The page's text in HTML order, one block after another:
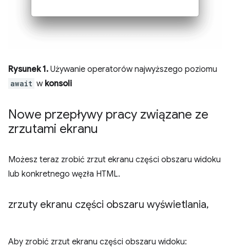
Rysunek 1. Używanie operatorów najwyższego poziomu
await w konsoli
Nowe przepływy pracy związane ze
zrzutami ekranu
Możesz teraz zrobić zrzut ekranu części obszaru widoku
lub konkretnego węzła HTML.
zrzuty ekranu części obszaru wyświetlania,
Aby zrobić zrzut ekranu części obszaru widoku: